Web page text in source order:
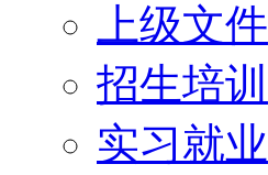
上级文件
招生培训
实习就业